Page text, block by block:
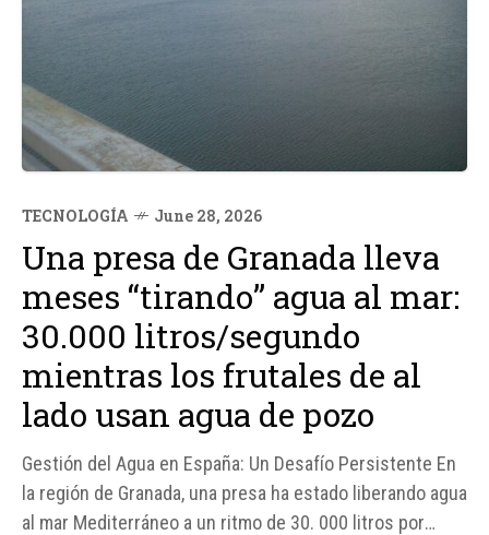
TECNOLOGÍA June 28, 2026
Una presa de Granada lleva
meses “tirando” agua al mar:
30.000 litros/segundo
mientras los frutales de al
lado usan agua de pozo
Gestión del Agua en España: Un Desafío Persistente En
la región de Granada, una presa ha estado liberando agua
al mar Mediterráneo a un ritmo de 30. 000 litros por